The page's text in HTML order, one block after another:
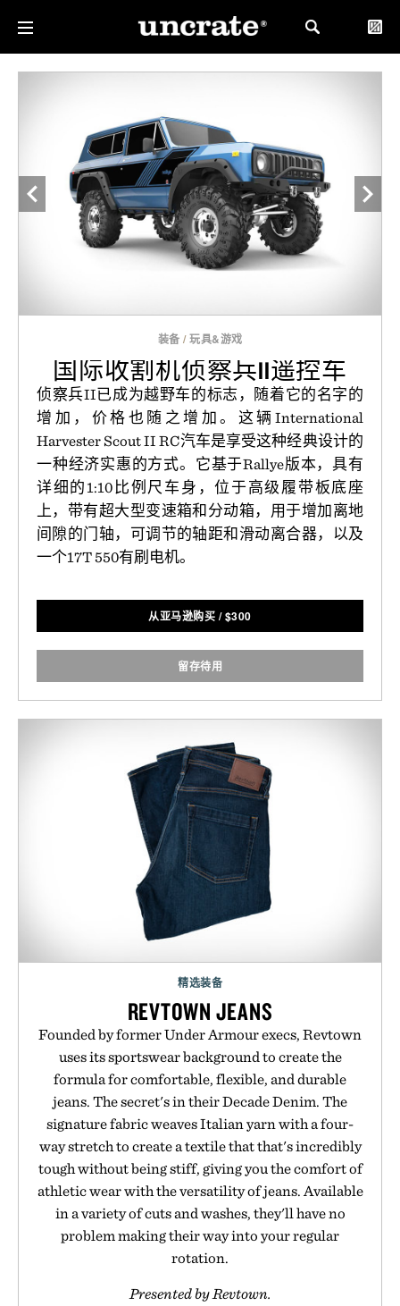
装备 /玩具&游戏
国际收割机侦察兵II遥控车
侦察兵II已成为越野车的标志，随着它的名字的
增加，价格也随之增加。这辆International
Harvester Scout II RC汽车是享受这种经典设计的
一种经济实惠的方式。它基于Rallye版本，具有
详细的1:10比例尺车身，位于高级履带板底座
上，带有超大型变速箱和分动箱，用于增加离地
间隙的门轴，可调节的轴距和滑动离合器，以及
一个17T 550有刷电机。
从亚马逊购买 /$300
留存待用
精选装备
REVTOWN JEANS
Founded by former Under Armour execs, Revtown
uses its sportswear background to create the
formula for comfortable, flexible, and durable
jeans. The secret's in their Decade Denim. The
signature fabric weaves Italian yarn with a four-
way stretch to create a textile that that's incredibly
tough without being stiff, giving you the comfort of
athletic wear with the versatility of jeans. Available
in a variety of cuts and washes, they'll have no
problem making their way into your regular
rotation.
Presented by Revtown.